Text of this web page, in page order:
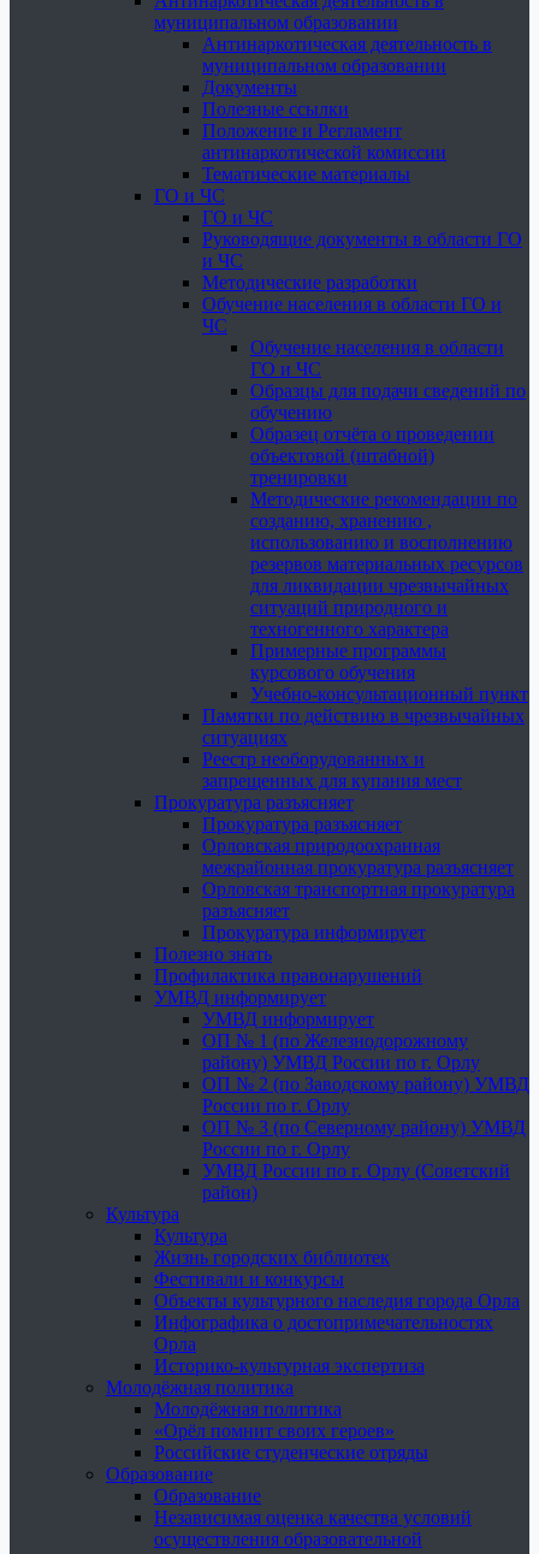
муниципальном образовании
Антинаркотическая деятельность в
муниципальном образовании
Документы
Полезные ссылки
Положение и Регламент
антинаркотической комиссии
Тематические материалы
ГО и ЧС
ГО и ЧС
Руководящие документы в области ГО
и ЧС
Методические разработки
Обучение населения в области ГО и
ЧС
Обучение населения в области
ГО и ЧС
Образцы для подачи сведений по
обучению
Образец отчёта о проведении
объектовой (штабной)
тренировки
Методические рекомендации по
созданию, хранению ,
использованию и восполнению
резервов материальных ресурсов
для ликвидации чрезвычайных
ситуаций природного и
техногенного характера
Примерные программы
курсового обучения
Учебно-консультационный пункт
Памятки по действию в чрезвычайных
ситуациях
Реестр необорудованных и
запрещенных для купания мест
Прокуратура разъясняет
Прокуратура разъясняет
Орловская природоохранная
межрайонная прокуратура разъясняет
Орловская транспортная прокуратура
разъясняет
Прокуратура информирует
Полезно знать
Профилактика правонарушений
УМВД информирует
УМВД информирует
ОП № 1 (по Железнодорожному
району) УМВД России по г. Орлу
ОП № 2 (по Заводскому району) УМВД
России по г. Орлу
ОП № 3 (по Северному району) УМВД
России по г. Орлу
УМВД России по г. Орлу (Советский
район)
Культура
Культура
Жизнь городских библиотек
Фестивали и конкурсы
Объекты культурного наследия города Орла
Инфографика о достопримечательностях
Орла
Историко-культурная экспертиза
Молодёжная политика
Молодёжная политика
«Орёл помнит своих героев»
Российские студенческие отряды
Образование
Образование
Независимая оценка качества условий
осуществления образовательной